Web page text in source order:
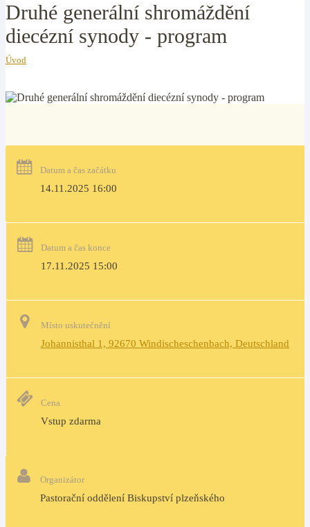
Druhé generální shromáždění
diecézní synody - program
Úvod
Datum a čas začátku
14.11.2025 16:00
Datum a čas konce
17.11.2025 15:00
Místo uskutečnění
Johannisthal 1, 92670 Windischeschenbach, Deutschland
Cena
Vstup zdarma
Organizátor
Pastorační oddělení Biskupství plzeňského